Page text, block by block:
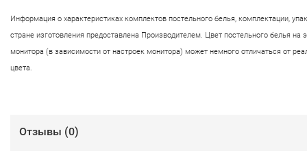
Информация о характеристиках комплектов постельного белья, комплектации,
стране изготовления предоставлена Производителем. Цвет постельного белья на
монитора (в зависимости от настроек монитора) может немного отличаться от
цвета.
Отзывы (0)